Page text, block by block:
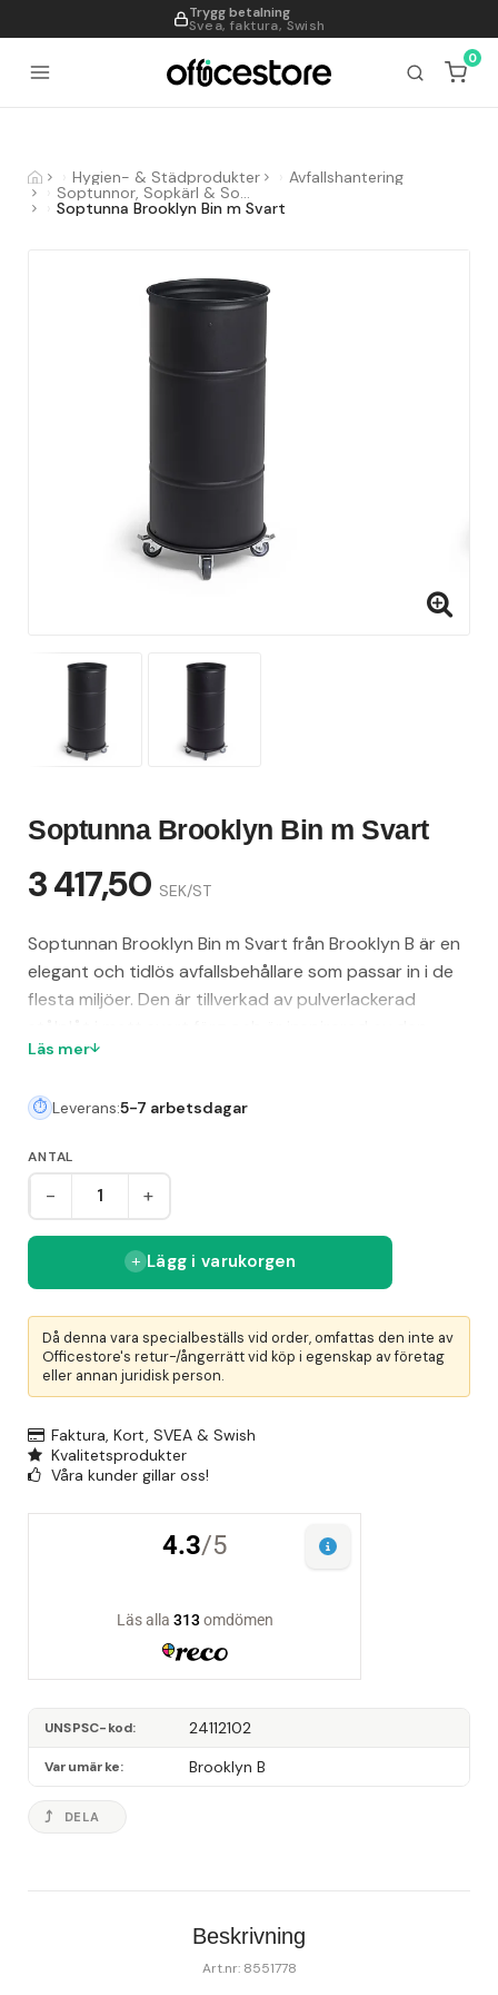
Trygg betalning
Svea, faktura, Swish
995
0
Hygien- & Städprodukter Avfallshantering
Soptunnor, Sopkärl & Sopsorteringskärl
Soptunna Brooklyn Bin m Svart
Soptunna Brooklyn Bin m Svart
3 417,50 SEK/ST
Soptunnan Brooklyn Bin m Svart från Brooklyn B är en
elegant och tidlös avfallsbehållare som passar in i de
flesta miljöer. Den är tillverkad av pulverlackerad
klassiska amerikanska soptunnan. Soptunnan har en
plastsäckar á 70 liter. Den står på en platta med
stabil hantering. Lock medföljer ej och kan köpas
separat.
Läs mer
Leverans:5-7 arbetsdagar
ANTAL
- +
Lägg i varukorgen
Då denna vara specialbeställs vid order, omfattas den inte av
Officestore's retur-/ångerrätt vid köp i egenskap av företag
eller annan juridisk person.
Faktura, Kort, SVEA & Swish
Kvalitetsprodukter
Våra kunder gillar oss!
UNSPSC-kod 24112102
Varumärke Brooklyn B
DELA
Beskrivning
Art.nr: 8551778